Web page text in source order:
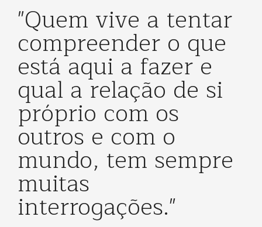
"Quem vive a tentar
compreender o que
está aqui a fazer e
qual a relação de si
próprio com os
outros e com o
mundo, tem sempre
muitas
interrogações."